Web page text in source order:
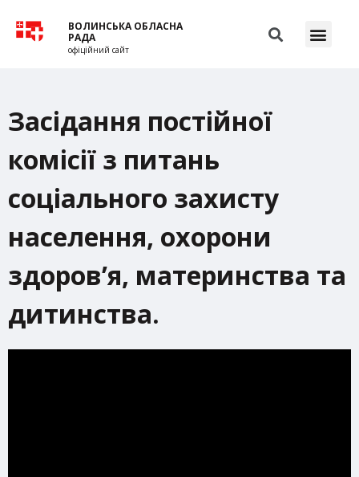
ВОЛИНСЬКА ОБЛАСНА
РАДА
офіційний сайт
Засідання постійної
комісії з питань
соціального захисту
населення, охорони
здоров’я, материнства та
дитинства.